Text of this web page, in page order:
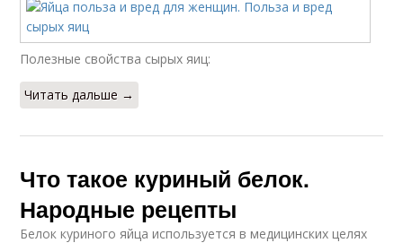
Полезные свойства сырых яиц:
Читать дальше →
Что такое куриный белок.
Народные рецепты
Белок куриного яйца используется в медицинских целях